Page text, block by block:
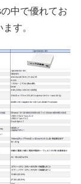
中で優れてお
す。